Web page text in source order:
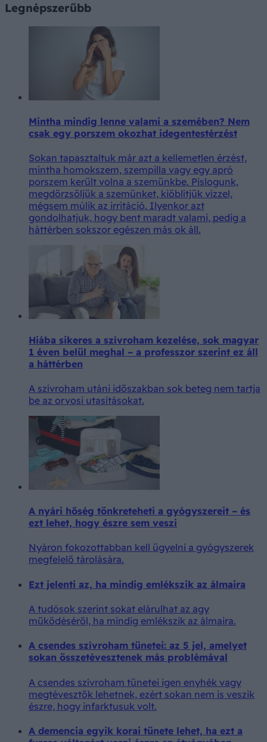
Legnépszerűbb
Mintha mindig lenne valami a szemében? Nem
csak egy porszem okozhat idegentestérzést
Sokan tapasztaltuk már azt a kellemetlen érzést,
mintha homokszem, szempilla vagy egy apró
porszem került volna a szemünkbe. Pislogunk,
megdörzsöljük a szemünket, kiöblítjük vízzel,
mégsem múlik az irritáció. Ilyenkor azt
gondolhatjuk, hogy bent maradt valami, pedig a
háttérben sokszor egészen más ok áll.
Hiába sikeres a szívroham kezelése, sok magyar
1 éven belül meghal – a professzor szerint ez áll
a háttérben
A szívroham utáni időszakban sok beteg nem tartja
be az orvosi utasításokat.
A nyári hőség tönkreteheti a gyógyszereit – és
ezt lehet, hogy észre sem veszi
Nyáron fokozottabban kell ügyelni a gyógyszerek
megfelelő tárolására.
Ezt jelenti az, ha mindig emlékszik az álmaira
A tudósok szerint sokat elárulhat az agy
működéséről, ha mindig emlékszik az álmaira.
A csendes szívroham tünetei: az 5 jel, amelyet
sokan összetévesztenek más problémával
A csendes szívroham tünetei igen enyhék vagy
megtévesztők lehetnek, ezért sokan nem is veszik
észre, hogy infarktusuk volt.
A demencia egyik korai tünete lehet, ha ezt a